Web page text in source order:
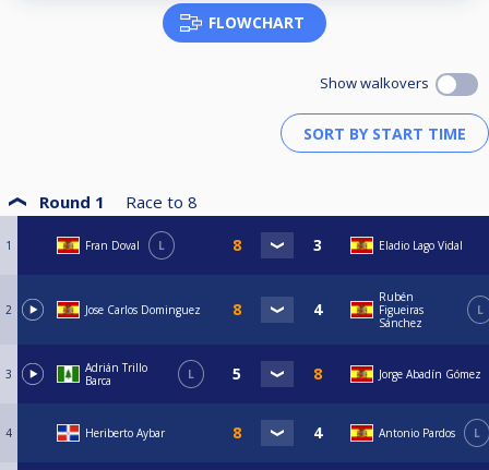
FLOWCHART
Show walkovers
Round 1 Race to 8
1 Fran Doval L Eladio Lago Vidal
2 Jose Carlos Dominguez
Rubén
Figueiras
Sánchez
L
3
Adrián Trillo
Barca
L Jorge Abadín Gómez
4 Heriberto Aybar Antonio Pardos L